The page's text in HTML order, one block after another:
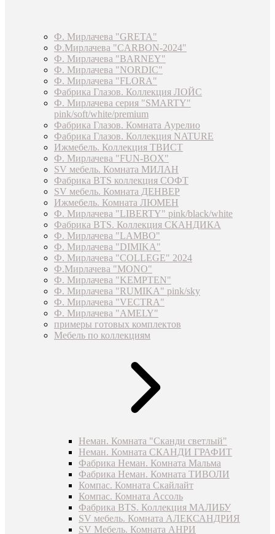
Ф. Мирлачева "GRETA"
Ф.Мирлачева "CARBON-2024"
Ф. Мирлачева "BARNEY"
Ф. Мирлачева "NORDIC"
Ф. Мирлачева "FLORA"
Фабрика Глазов. Коллекция ЛОЙС
Ф. Мирлачева серия "SMARTY"
pink/soft/white/premium
Фабрика Глазов. Комната Аурелио
Фабрика Глазов. Коллекция NATURE
Ижмебель. Коллекция ТВИСТ
Ф. Мирлачева "FUN-BOX"
SV мебель. Комната МИЛАН
Фабрика BTS коллекция СОФТ
SV мебель. Комната ДЕНВЕР
Ижмебель. Комната ЛЮМЕН
Ф. Мирлачева "LIBERTY" pink/black/white
Фабрика BTS. Коллекция СКАНДИКА
Ф. Мирлачева "LAMBO"
Ф. Мирлачева "DIMIKA"
Ф. Мирлачева "COLLEGE" 2024
Ф.Мирлачева "MONO"
Ф. Мирлачева "KEMPTEN"
Ф. Мирлачева "RUMIKA" pink/sky
Ф. Мирлачева "VECTRA"
Ф. Мирлачева "AMELY"
примеры готовых комплектов
Мебель по коллекциям
Неман. Комната "Сканди светлый"
Неман. Комната СКАНДИ ГРАФИТ
Фабрика Неман. Комната Мальма
Фабрика Неман. Комната ТИВОЛИ
Компас. Комната Скайлайт
Компас. Комната Ассоль
Фабрика BTS. Коллекция МАЛИБУ
SV мебель. Комната АЛЕКСАНДРИЯ
SV Мебель. Комната АНРИ